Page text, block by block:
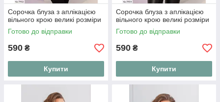
Сорочка блуза з аплікацією
вільного крою великі розміри
Готово до відправки
590 ₴
Купити
Сорочка блуза з аплікацією
вільного крою великі розміри
Готово до відправки
590 ₴
Купити